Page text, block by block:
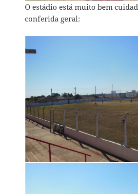
O estádio está muito bem
conferida geral: